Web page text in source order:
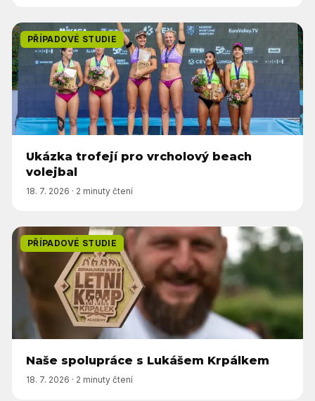
PŘÍPADOVÉ STUDIE
Ukázka trofejí pro vrcholový beach
volejbal
18. 7. 2026 · 2 minuty čtení
PŘÍPADOVÉ STUDIE
Naše spolupráce s Lukášem Krpálkem
18. 7. 2026 · 2 minuty čtení